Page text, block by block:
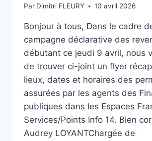
Par Dimitri FLEURY 10 avril 2026
Bonjour à tous, Dans le cadre
campagne déclarative des
débutant ce jeudi 9 avril, nous
de trouver ci-joint un flyer
lieux, dates et horaires des
assurées par les agents des
publiques dans les Espaces
Services/Points Info 14. Bien
Audrey LOYANTChargée de